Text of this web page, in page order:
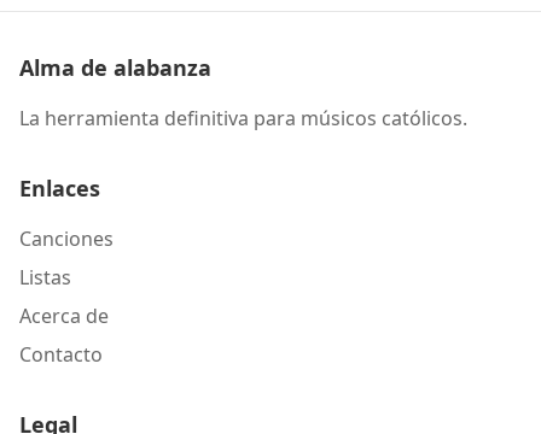
Alma de alabanza
La herramienta definitiva para músicos católicos.
Enlaces
Canciones
Listas
Acerca de
Contacto
Legal